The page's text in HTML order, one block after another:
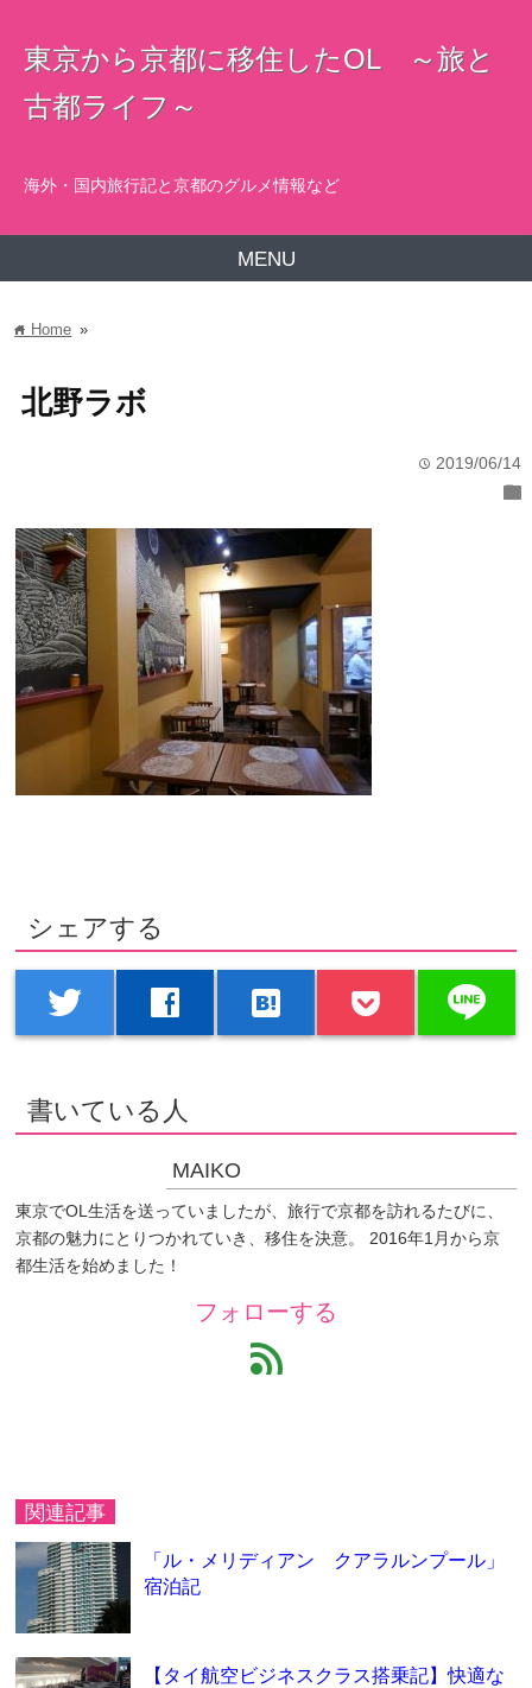
東京から京都に移住したOL ～旅と
古都ライフ～
海外・国内旅行記と京都のグルメ情報など
MENU
home Home »
北野ラボ
time 2019/06/14
folder
シェアする
twitter facebook hatenabookmark line
書いている人
MAIKO
東京でOL生活を送っていましたが、旅行で京都を訪れるたびに、
京都の魅力にとりつかれていき、移住を決意。 2016年1月から京
都生活を始めました！
フォローする
feed
関連記事
「ル・メリディアン クアラルンプール」
宿泊記
【タイ航空ビジネスクラス搭乗記】快適な